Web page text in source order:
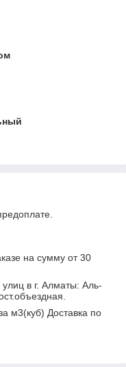
на сумму от 30
в г. Алматы: Аль-
м3(куб) Доставка по